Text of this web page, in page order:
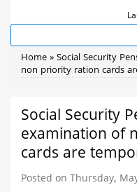
Breadcrumb
Home
Social Security
non priority ration cards
Social Security
examination of
cards are
Posted on Thursday,